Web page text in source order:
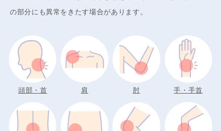
の部分にも異常をきたす場合があります。
頭部・首 肩 肘 手・手首